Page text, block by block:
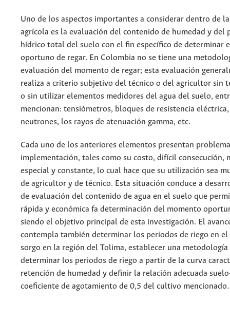
Uno de los aspectos importantes a considerar dentro de
agrícola es la evaluación del contenido de humedad y del
hídrico total del suelo con el fin específico de determinar
oportuno de regar. En Colombia no se tiene una
evaluación del momento de regar; esta evaluación
realiza a criterio subjetivo del técnico o del agricultor sin
o sin utilizar elementos medidores del agua del suelo,
mencionan: tensiómetros, bloques de resistencia
neutrones, los rayos de atenuación gamma, etc.
Cada uno de los anteriores elementos presentan
implementación, tales como su costo, difícil consecución,
especial y constante, lo cual hace que su utilización sea
de agricultor y de técnico. Esta situación conduce a
de evaluación del contenido de agua en el suelo que
rápida y económica fa determinación del momento
siendo el objetivo principal de esta investigación. El
contempla también determinar los periodos de riego en
sorgo en la región del Tolima, establecer una metodología
determinar los periodos de riego a partir de la curva
retención de humedad y definir la relación adecuada
coeficiente de agotamiento de 0,5 del cultivo mencionado.